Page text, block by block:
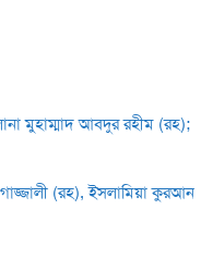
মুহাম্মাদ আবদুর রহীম (রহ);
(রহ), ইসলামিয়া কুরআন